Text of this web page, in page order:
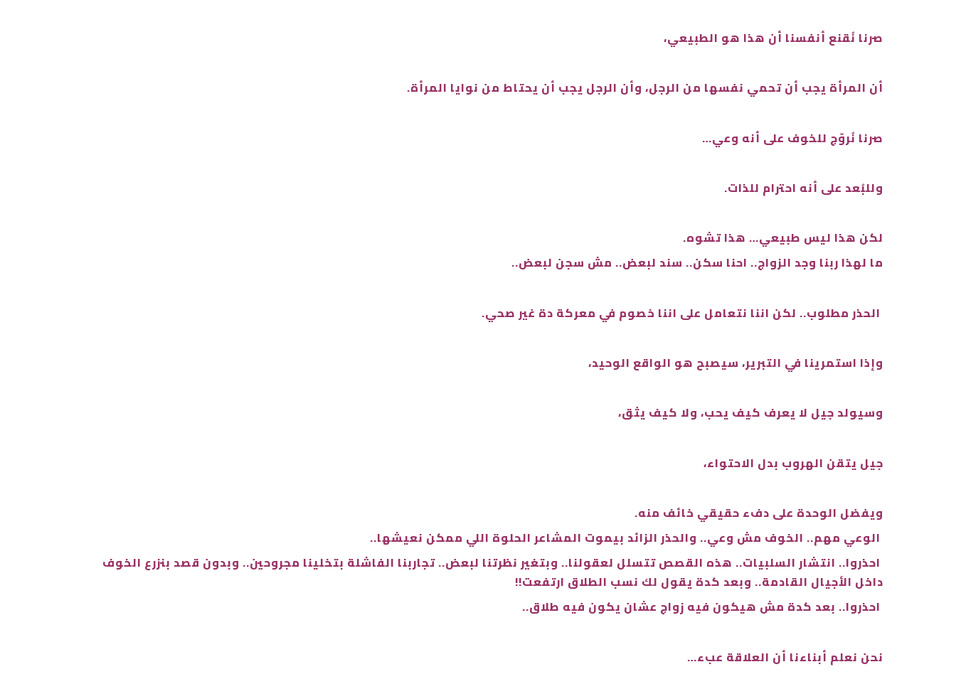
صرنا نُقنع أنفسنا أن هذا هو الطبيعي،
أن المرأة يجب أن تحمي نفسها من الرجل، وأن الرجل يجب أن يحتاط من نوايا المرأة.
صرنا نُروّج للخوف على أنه وعي…
وللبُعد على أنه احترام للذات.
لكن هذا ليس طبيعي… هذا تشوه.
ما لهذا ربنا وجد الزواج.. احنا سكن.. سند لبعض.. مش سجن لبعض..
الحذر مطلوب.. لكن اننا نتعامل على اننا خصوم في معركة دة غير صحي.
وإذا استمرينا في التبرير، سيصبح هو الواقع الوحيد،
وسيولد جيل لا يعرف كيف يحب، ولا كيف يثق،
جيل يتقن الهروب بدل الاحتواء،
ويفضل الوحدة على دفء حقيقي خائف منه.
الوعي مهم.. الخوف مش وعي.. والحذر الزائد بيموت المشاعر الحلوة اللي ممكن نعيشها..
احذروا.. انتشار السلبيات.. هذه القصص تتسلل لعقولنا.. وبتغير نظرتنا لبعض.. تجاربنا الفاشلة بتخلينا مجروحين.. وبدون قصد بنزرع الخوف
داخل الأجيال القادمة.. وبعد كدة يقول لك نسب الطلاق ارتفعت!!
احذروا.. بعد كدة مش هيكون فيه زواج عشان يكون فيه طلاق..
نحن نعلم أبناءنا أن العلاقة عبء…